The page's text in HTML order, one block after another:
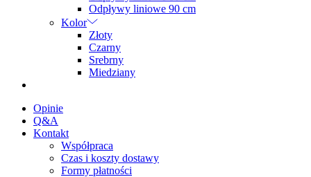
Odpływy liniowe 90 cm
Kolor
Złoty
Czarny
Srebrny
Miedziany
Opinie
Q&A
Kontakt
Współpraca
Czas i koszty dostawy
Formy płatności